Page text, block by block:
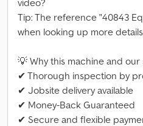
video?
Tip: The reference "40843
when looking up more
💡 Why this machine and
✔ Thorough inspection by
✔ Jobsite delivery available
✔ Money-Back Guaranteed
✔ Secure and flexible